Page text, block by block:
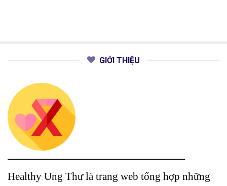
GIỚI THIỆU
Healthy Ung Thư là trang web tổng hợp những